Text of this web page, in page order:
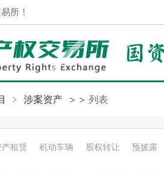
所！
>
涉案资产 > 列表
产租赁 机动车辆 股权转让 预披露